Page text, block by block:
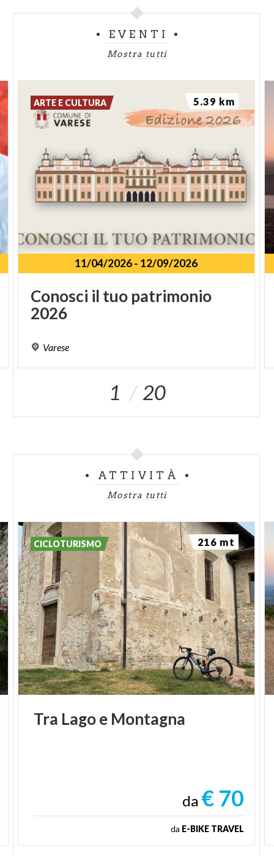
EVENTI
Mostra tutti
11/04/2026- 12/09/2026
Conosci il tuo patrimonio
2026
Varese
ARTE E CULTURA 5.39 km
1 20
ATTIVITÀ
Mostra tutti
Tra Lagoe Montagna
da € 70
da E-BIKE TRAVEL
CICLOTURISMO 216 mt